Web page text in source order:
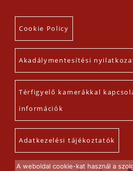
Cookie Policy
Akadálymentesítési
Térfigyelő kamerákkal
információk
Adatkezelési tájékoztatók
A weboldal cookie-kat használ a